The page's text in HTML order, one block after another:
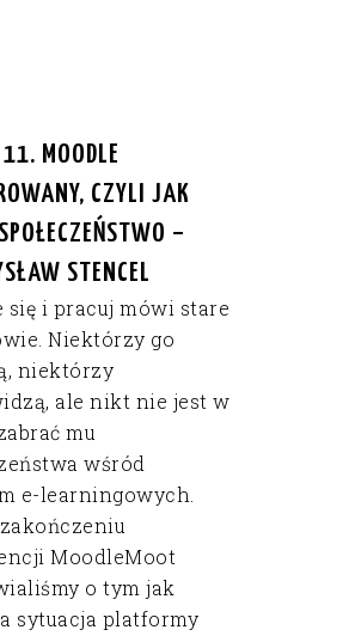
11. MOODLE
CZYLI JAK
–
STENCEL
się i pracuj mówi stare
Niektórzy go
niektórzy
ale nikt nie jest w
mu
wśród
e-learningowych.
MoodleMoot
o tym jak
sytuacja platformy